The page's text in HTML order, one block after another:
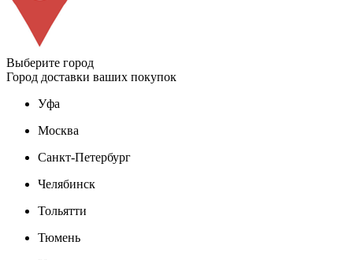
Выберите город
Город доставки ваших покупок
Уфа
Москва
Санкт-Петербург
Челябинск
Тольятти
Тюмень